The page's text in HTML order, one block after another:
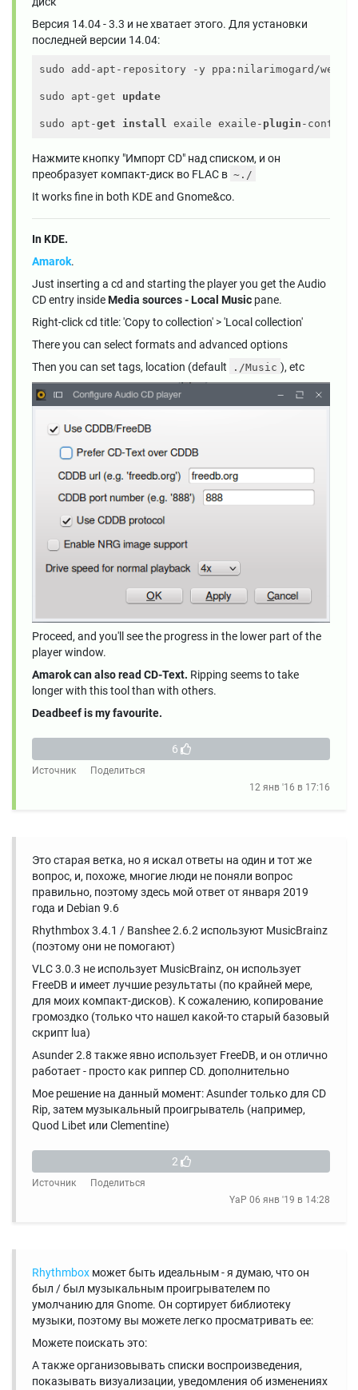
Версия 14.04 - 3.3 и не хватает этого. Для установки
последней версии 14.04:
sudo add-apt-repository -y ppa:nilarimogard/
sudo apt-get update
sudo apt-get install exaile exaile- plugin -
Нажмите кнопку "Импорт CD" над списком, и он
преобразует компакт-диск во FLAC в ~./
It works fine in both KDE and Gnome&co.
In KDE.
Amarok.
Just inserting a cd and starting the player you get the Audio
CD entry insideMedia sources - Local Music pane.
Right-click cd title: 'Copy to collection' > 'Local collection'
There you can select formats and advanced options
Then you can set tags, location (default
./Music ), etc
Proceed, and you'll see the progress in the lower part of the
player window.
Amarok can also read CD-Text. Ripping seems to take
longer with this tool than with others.
Deadbeef is my favourite.
6
Источник
Поделиться
12 янв '16 в 17:16
Это старая ветка, но я искал ответы на один и тот же
вопрос, и, похоже, многие люди не поняли вопрос
правильно, поэтому здесь мой ответ от января 2019
года и Debian 9.6
Rhythmbox 3.4.1 / Banshee 2.6.2 используют MusicBrainz
(поэтому они не помогают)
VLC 3.0.3 не использует MusicBrainz, он использует
FreeDB и имеет лучшие результаты (по крайней мере,
для моих компакт-дисков). К сожалению, копирование
громоздко (только что нашел какой-то старый базовый
скрипт lua)
Asunder 2.8 также явно использует FreeDB, и он отлично
работает - просто как риппер CD. дополнительно
Мое решение на данный момент: Asunder только для CD
Rip, затем музыкальный проигрыватель (например,
Quod Libet или Clementine)
2
Источник
Поделиться
YaP 06 янв '19 в 14:28
Rhythmbox может быть идеальным - я думаю, что он
был / был музыкальным проигрывателем по
умолчанию для Gnome. Он сортирует библиотеку
музыки, поэтому вы можете легко просматривать ее:
Можете поискать это:
А также организовывать списки воспроизведения,
показывать визуализации, уведомления об изменениях